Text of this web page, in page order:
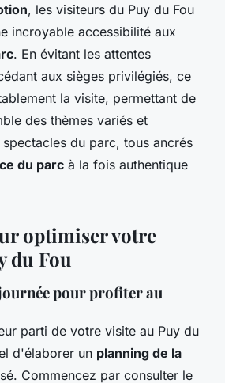
, les visiteurs du Puy du Fou
incroyable accessibilité aux
. En évitant les attentes
aux sièges privilégiés, ce
la visite, permettant de
des thèmes variés et
du parc, tous ancrés
du parc à la fois authentique
optimiser votre
du Fou
pour profiter au
parti de votre visite au Puy du
d'élaborer un planning de la
Commencez par consulter le